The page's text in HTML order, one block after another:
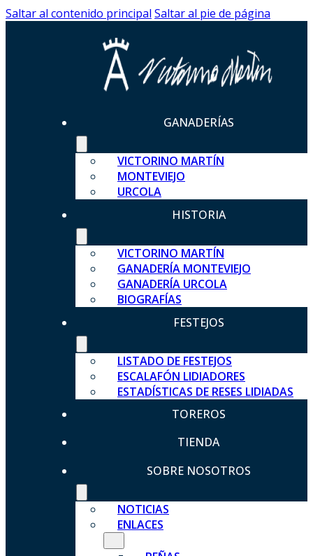
Saltar al contenido principal Saltar al pie de página
GANADERÍAS
VICTORINO MARTÍN
MONTEVIEJO
URCOLA
HISTORIA
VICTORINO MARTÍN
GANADERÍA MONTEVIEJO
GANADERÍA URCOLA
BIOGRAFÍAS
FESTEJOS
LISTADO DE FESTEJOS
ESCALAFÓN LIDIADORES
ESTADÍSTICAS DE RESES LIDIADAS
TOREROS
TIENDA
SOBRE NOSOTROS
NOTICIAS
ENLACES